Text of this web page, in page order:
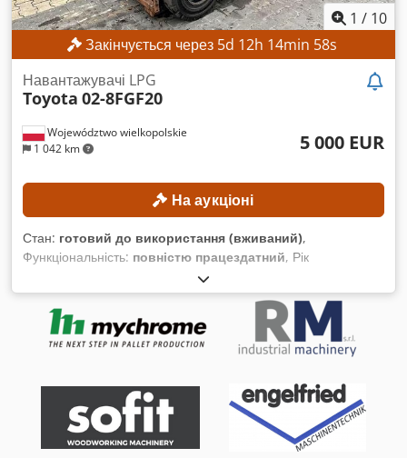
1 / 10
Закінчується через 5d 12h 14min 56s
Województwo wielkopolskie
1 042 km
Навантажувачі LPG
Toyota 02-8FGF20
5 000 EUR
На аукціоні
Стан: готовий до використання (вживаний),
Функціональність: повністю працездатний, Рік
, вантажопідйомність:
підйому:4 300 мм, вільний підйом:1 330 мм, тип щогли:
триплекс
, конструктивна висота: 1 975 мм , Мінімальної
ціни немає – гарантований продаж за найвищою ціною!
Crodezrgddopfx Acdsf ТЕХНІЧНІ ХАРАКТЕРИСТИКИ
Висота вільного підйому: 1330 мм Загальна висота: 1975
мм ХАРАКТЕРИСТИКИ ОБЛАДНАННЯ Тип палива: газ Тип
щогли: триплекс Клас ISO: 2 Діапазон вантажопідйомності
класу ISO 2: 1000–2500 кг ОБЛАДНАННЯ 3-й гідравлічний